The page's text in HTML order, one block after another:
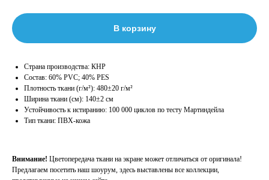
В корзину
Страна производства: КНР
Состав: 60% PVC; 40% PES
Плотность ткани (г/м²): 480±20 г/м²
Ширина ткани (см): 140±2 см
Устойчивость к истиранию: 100 000 циклов по тесту Мартиндейла
Тип ткани: ПВХ-кожа
Внимание! Цветопередача ткани на экране может отличаться от оригинала!
Предлагаем посетить наш шоурум, здесь выставлены все коллекции,